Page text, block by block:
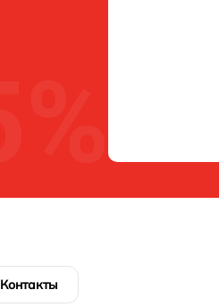
Контакты